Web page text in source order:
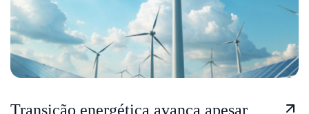
Transição energética avança apesar